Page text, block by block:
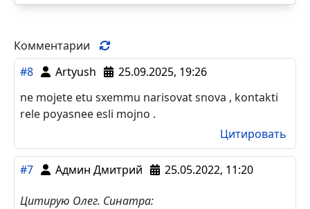
Комментарии
#8
Artyush
25.09.2025, 19:26
ne mojete etu sxemmu narisovat snova , kontakti
rele poyasnee esli mojno .
Цитировать
#7 Админ Дмитрий 25.05.2022, 11:20
Цитирую Олег. Синатра: